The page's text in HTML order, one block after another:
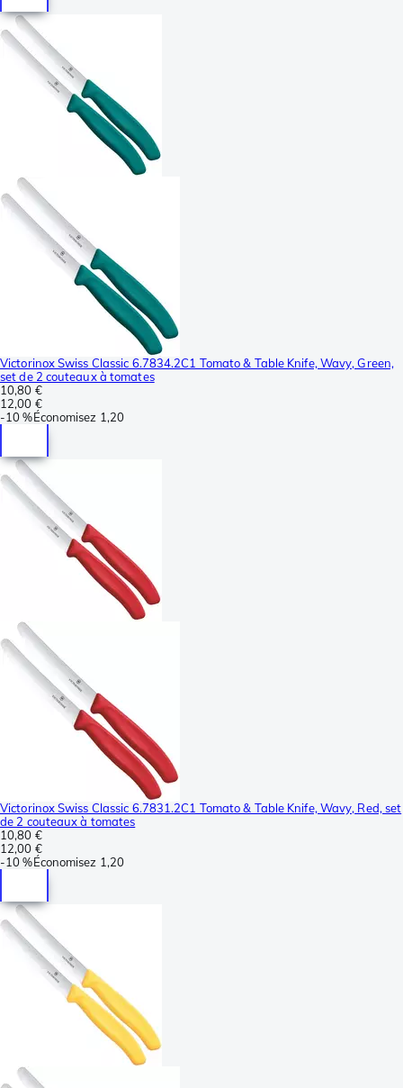
Victorinox Swiss Classic 6.7834.2C1 Tomato & Table Knife, Wavy, Green,
set de 2 couteaux à tomates
10,80 €
12,00 €
-10 %Économisez 1,20
Victorinox Swiss Classic 6.7831.2C1 Tomato & Table Knife, Wavy, Red, set
de 2 couteaux à tomates
10,80 €
12,00 €
-10 %Économisez 1,20